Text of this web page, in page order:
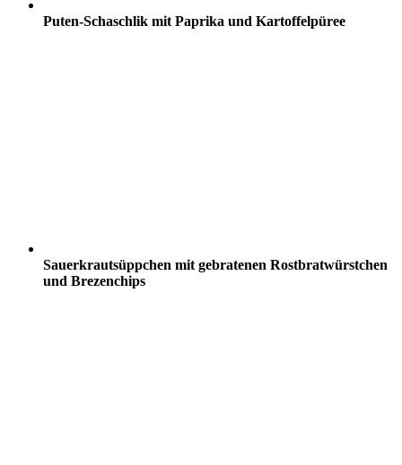
Puten-Schaschlik mit Paprika und Kartoffelpüree
Sauerkrautsüppchen mit gebratenen Rostbratwürstchen
und Brezenchips